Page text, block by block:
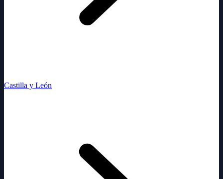
Castilla y León